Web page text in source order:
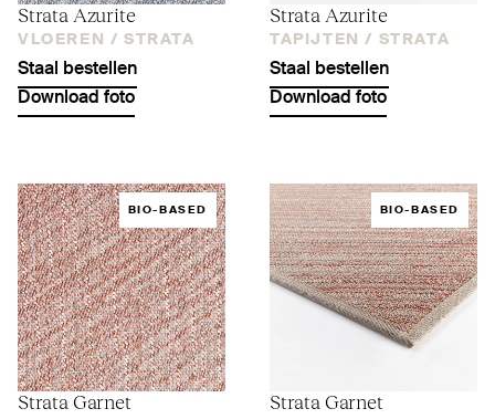
Strata Azurite
VLOEREN / STRATA
Staal bestellen
Download foto
Strata Azurite
TAPIJTEN / STRATA
Staal bestellen
Download foto
BIO-BASED
Strata Garnet
BIO-BASED
Strata Garnet